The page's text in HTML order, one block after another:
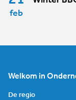
feb
Welkom in
De regio